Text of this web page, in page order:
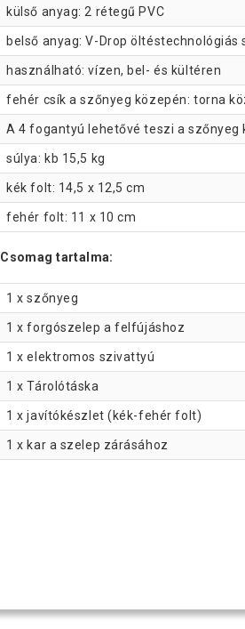
külső anyag: 2 rétegű PVC
belső anyag: V-Drop öltéstechnológiás
használható: vízen, bel- és kültéren
fehér csík a szőnyeg közepén: torna
A 4 fogantyú lehetővé teszi a szőnyeg
súlya: kb 15,5 kg
kék folt: 14,5 x 12,5 cm
fehér folt: 11 x 10 cm
Csomag tartalma:
1 x szőnyeg
1 x forgószelep a felfújáshoz
1 x elektromos szivattyú
1 x Tárolótáska
1 x javítókészlet (kék-fehér folt)
1 x kar a szelep zárásához